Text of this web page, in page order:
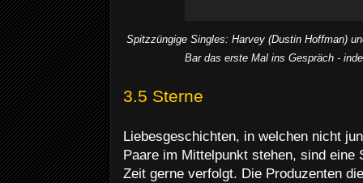
Spitzzüngige Singles: Harvey (Dustin Hoffman)
Bar das erste Mal ins Gespräch -
3.5 Sterne
Liebesgeschichten, in welchen nicht
Paare im Mittelpunkt stehen, sind
Zeit gerne verfolgt. Die Produzenten